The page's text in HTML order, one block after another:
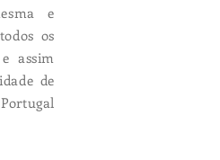
e
os
assim
de